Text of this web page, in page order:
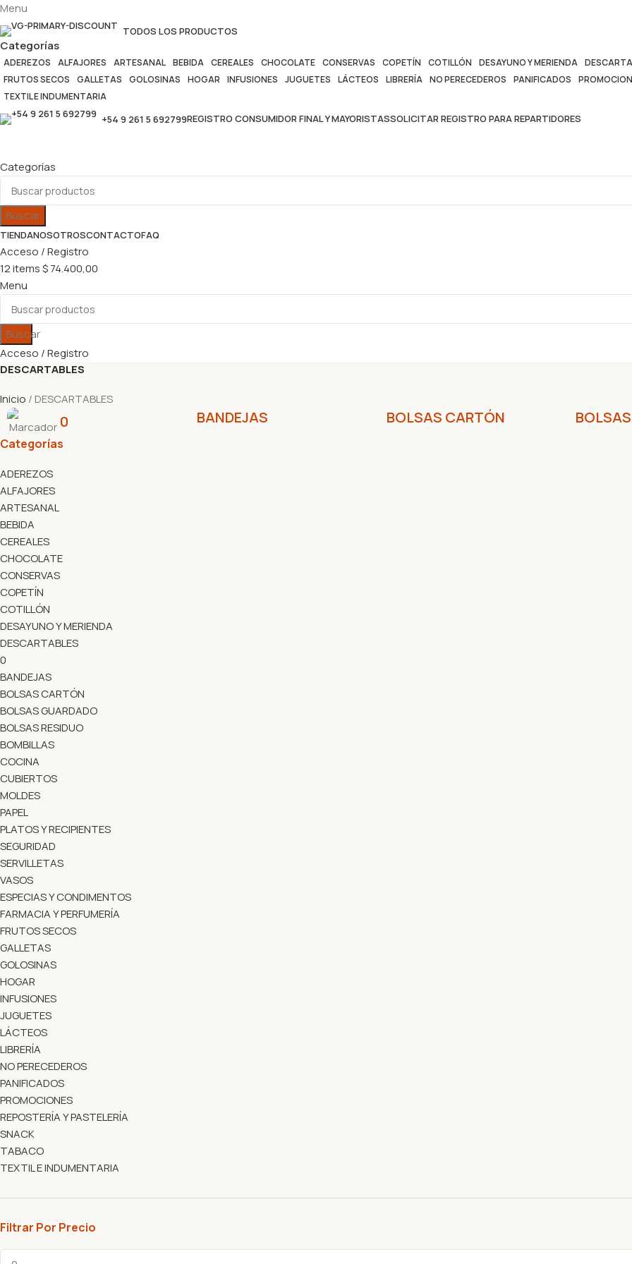
Menu
TODOS LOS PRODUCTOS
Categorías
ADEREZOS ALFAJORES ARTESANAL BEBIDA CEREALES CHOCOLATE CONSERVAS COPETÍN COTILLÓN DESAYUNO Y MERIENDA
FRUTOS SECOS
GALLETAS GOLOSINAS HOGAR INFUSIONES JUGUETES LÁCTEOS LIBRERÍA NO PERECEDEROS PANIFICADOS
TEXTIL E INDUMENTARIA
+54 9 261 5 692799REGISTRO CONSUMIDOR FINAL Y MAYORISTASSOLICITAR REGISTRO PARA REPARTIDORES
Categorías
Buscar
TIENDANOSOTROSCONTACTOFAQ
Acceso / Registro
12items$74.400,00
Menu
Buscar
Acceso / Registro
DESCARTABLES
Inicio
DESCARTABLES
0 BANDEJAS BOLSAS CARTÓN
Categorías
ADEREZOS
ALFAJORES
ARTESANAL
BEBIDA
CEREALES
CHOCOLATE
CONSERVAS
COPETÍN
COTILLÓN
DESAYUNO Y MERIENDA
DESCARTABLES
0
BANDEJAS
BOLSAS CARTÓN
BOLSAS GUARDADO
BOLSAS RESIDUO
BOMBILLAS
COCINA
CUBIERTOS
MOLDES
PAPEL
PLATOS Y RECIPIENTES
SEGURIDAD
SERVILLETAS
VASOS
ESPECIAS Y CONDIMENTOS
FARMACIA Y PERFUMERÍA
FRUTOS SECOS
GALLETAS
GOLOSINAS
HOGAR
INFUSIONES
JUGUETES
LÁCTEOS
LIBRERÍA
NO PERECEDEROS
PANIFICADOS
PROMOCIONES
REPOSTERÍA Y PASTELERÍA
SNACK
TABACO
TEXTIL E INDUMENTARIA
Filtrar Por Precio